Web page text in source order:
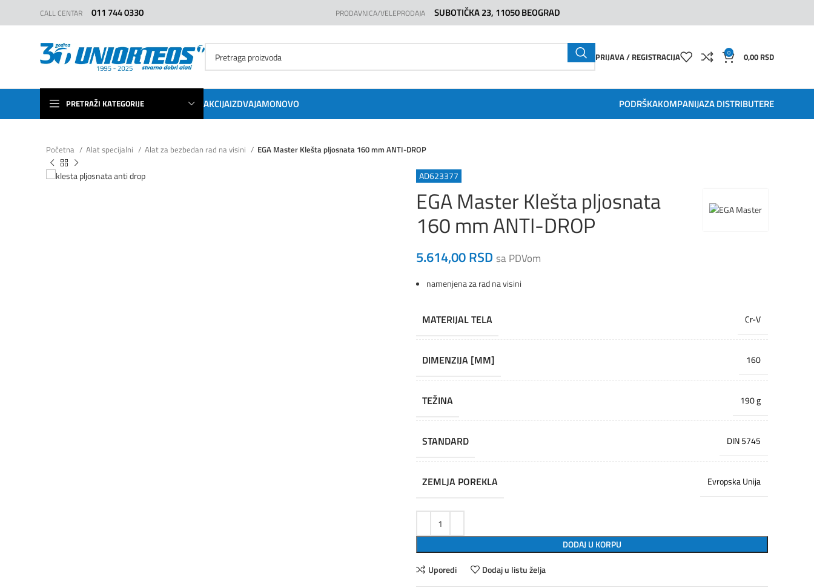
CALL CENTAR 011 744 0330 PRODAVNICA/VELEPRODAJA SUBOTIČKA 23, 11050 BEOGRAD
PRIJAVA / REGISTRACIJA 0 0,00 RSD
PRETRAŽI KATEGORIJE AKCIJAIZDVAJAMONOVO PODRŠKAKOMPANIJAZA DISTRIBUTERE
Početna Alat specijalni Alat za bezbedan rad na visini EGA Master Klešta pljosnata 160 mm ANTI-DROP
AD623377
EGA Master Klešta pljosnata
160 mm ANTI-DROP
5.614,00RSD sa PDVom
namenjena za rad na visini
MATERIJAL TELA Cr-V
DIMENZIJA [MM] 160
TEŽINA 190 g
STANDARD DIN 5745
ZEMLJA POREKLA Evropska Unija
DODAJ U KORPU
Uporedi
Dodaj u listu želja